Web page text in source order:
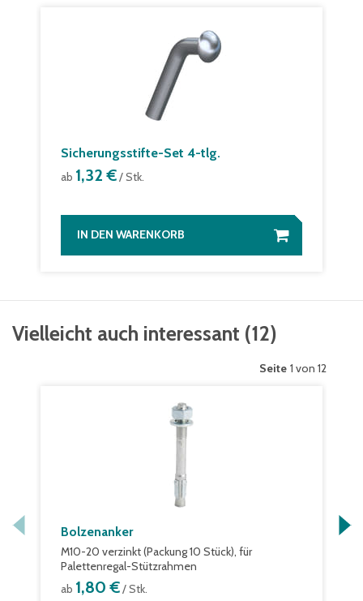
Sicherungsstifte-Set 4-tlg.
ab 1,32 €/ Stk.
IN DEN WARENKORB
Vielleicht auch interessant (12)
Seite 1 von 12
Bolzenanker
M10-20 verzinkt (Packung 10 Stück), für
Palettenregal-Stützrahmen
ab 1,80 €/ Stk.